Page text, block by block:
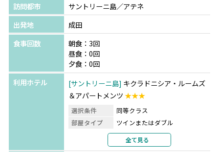
訪問都市
サントリーニ島／アテネ
出発地
成田
食事回数
朝食：3回
昼食：0回
夕食：0回
利用ホテル
サントリーニ島 キクラドニシア・ルームズ
＆アパートメンツ★★★
選択条件
同等クラス
部屋タイプ
ツインまたはダブル
2名1室利用
部屋カテゴリ
部屋指定なし
全て見る